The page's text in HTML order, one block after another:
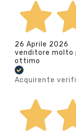
26 Aprile 2026
venditore molto
ottimo
Acquirente